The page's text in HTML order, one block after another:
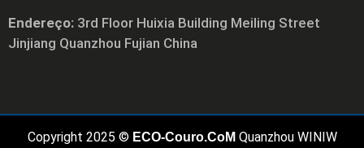
Endereço: 3rd Floor Huixia Building Meiling Street
Jinjiang Quanzhou Fujian China
Copyright 2025 © ECO-Couro.CoM Quanzhou WINIW
Deutsch
Nederlands (Formeel)
日本語